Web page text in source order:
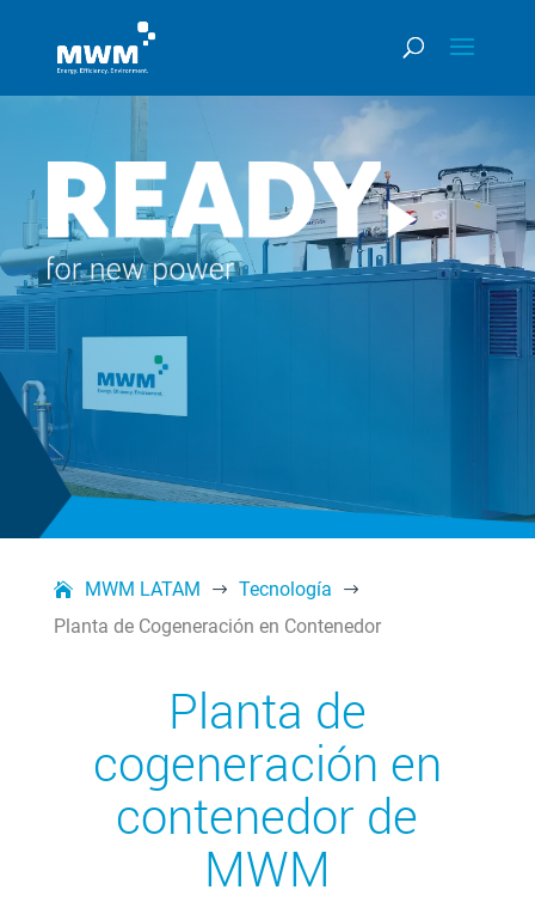
MWM LATAM $ Tecnología $
Planta de Cogeneración en Contenedor
Planta de
cogeneración en
contenedor de
MWM